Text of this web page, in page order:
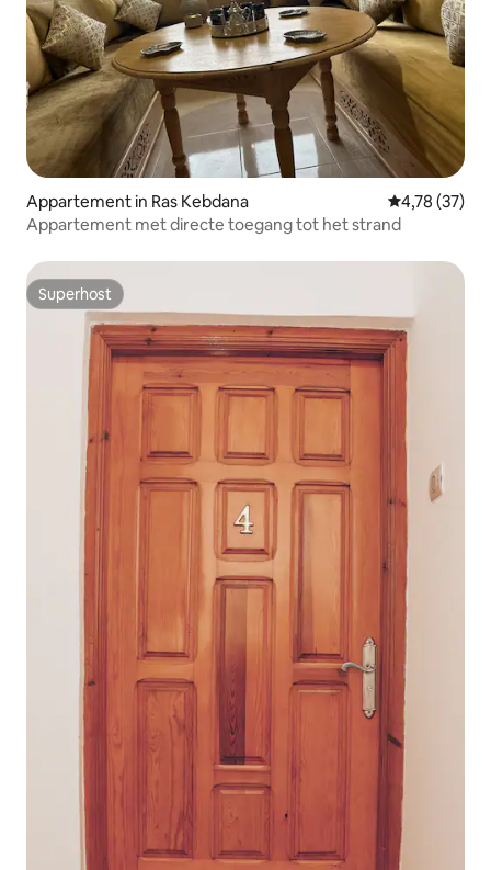
Appartement in Ras Kebdana Gemiddelde
4,78 (37)
Appartement met directe toegang tot het strand
Superhost
Superhost